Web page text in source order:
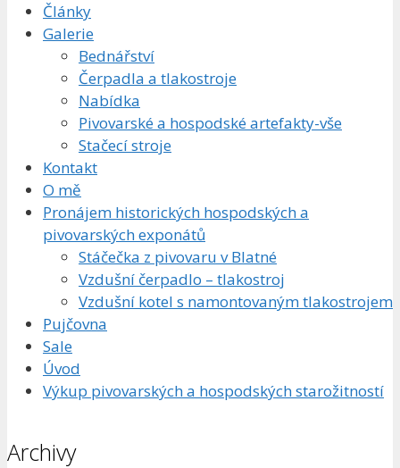
Články
Galerie
Bednářství
Čerpadla a tlakostroje
Nabídka
Pivovarské a hospodské artefakty-vše
Stačecí stroje
Kontakt
O mě
Pronájem historických hospodských a
pivovarských exponátů
Stáčečka z pivovaru v Blatné
Vzdušní čerpadlo – tlakostroj
Vzdušní kotel s namontovaným tlakostrojem
Pujčovna
Sale
Úvod
Výkup pivovarských a hospodských starožitností
Archivy